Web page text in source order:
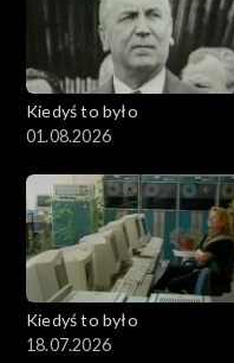
Kiedyś to było
01.08.2026
Kiedyś to było
18.07.2026